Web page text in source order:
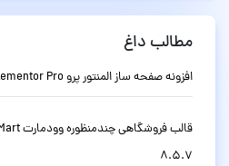
مطالب داغ
افزونه صفحه ساز المنتور پرو Elementor Pro وردپرس نسخه 4.2.1
8.5.7